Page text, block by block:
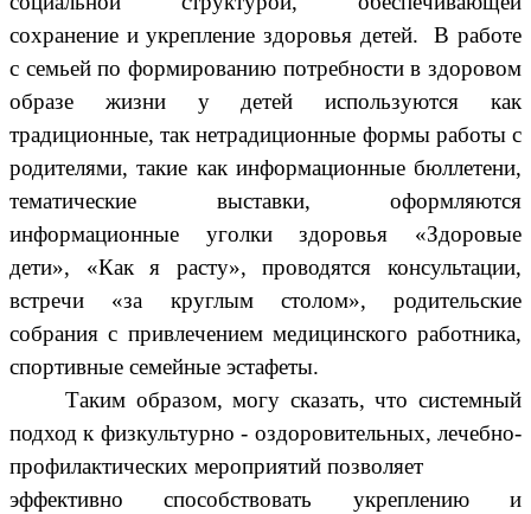
сохранение и укрепление здоровья детей. В работе
с семьей по формированию потребности в здоровом
образе жизни у детей используются как
традиционные, так нетрадиционные формы работы с
родителями, такие как информационные бюллетени,
тематические выставки, оформляются
информационные уголки здоровья «Здоровые
дети», «Как я расту», проводятся консультации,
встречи «за круглым столом», родительские
собрания с привлечением медицинского работника,
спортивные семейные эстафеты.
Таким образом, могу сказать, что системный
подход к физкультурно - оздоровительных, лечебно-
профилактических мероприятий позволяет
эффективно способствовать укреплению и